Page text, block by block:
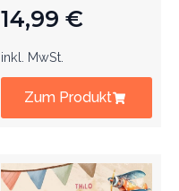
14,99 €
inkl. MwSt.
Zum Produkt